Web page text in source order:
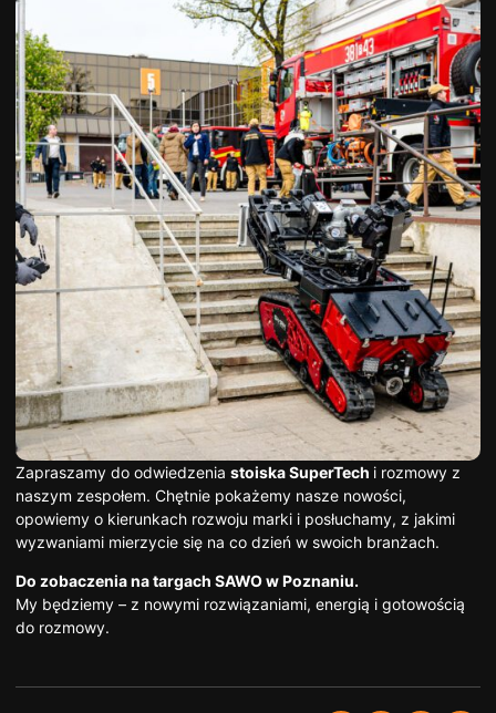
Zapraszamy do odwiedzenia stoiska SuperTech i rozmowy z
naszym zespołem. Chętnie pokażemy nasze nowości,
opowiemy o kierunkach rozwoju marki i posłuchamy, z jakimi
wyzwaniami mierzycie się na co dzień w swoich branżach.
Do zobaczenia na targach SAWO w Poznaniu.
My będziemy – z nowymi rozwiązaniami, energią i gotowością
do rozmowy.